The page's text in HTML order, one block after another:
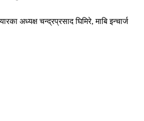
अध्यक्ष चन्द्रप्रसाद घिमिरे, माबि इन्चार्ज